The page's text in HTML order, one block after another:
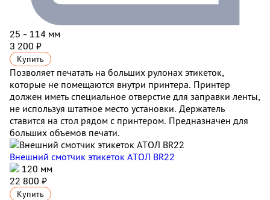
25 - 114 мм
3 200 ₽
Купить
Позволяет печатать на больших рулонах этикеток,
которые не помещаются внутри принтера. Принтер
должен иметь специальное отверстие для заправки ленты,
не используя штатное место установки. Держатель
ставится на стол рядом с принтером. Предназначен для
больших объемов печати.
Внешний смотчик этикеток АТОЛ BR22
120 мм
22 800 ₽
Купить